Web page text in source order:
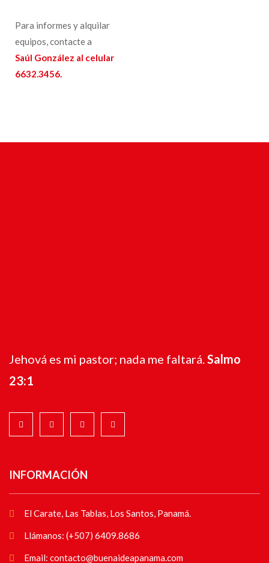
Para informes y alquilar
equipos, contacte a
Saúl González al celular
6632.3456.
Jehová es mi pastor; nada me faltará.Salmo
23:1
INFORMACIÓN
El Carate, Las Tablas, Los Santos, Panamá.
Llámanos: (+507) 6409.8686
Email: contacto@buenaideapanama.com